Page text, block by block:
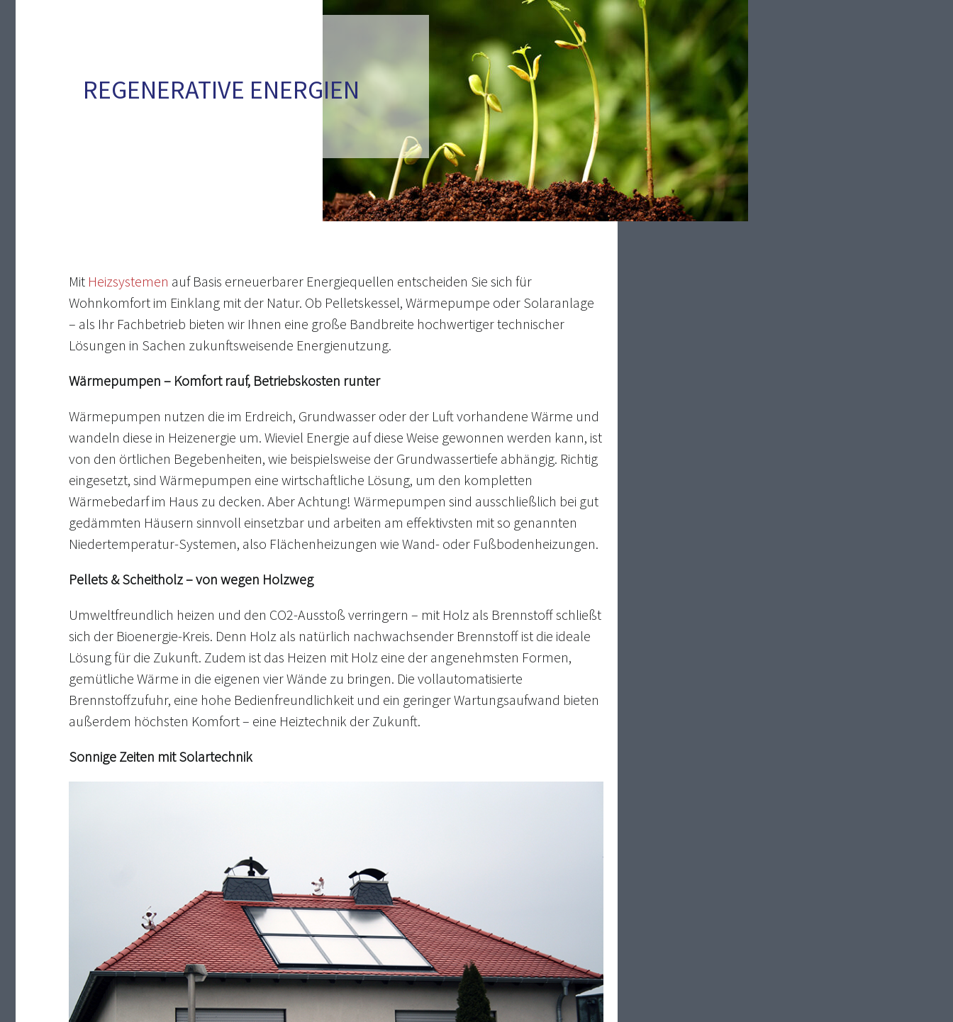
REGENERATIVE ENERGIEN
Mit Heizsystemen auf Basis erneuerbarer Energiequellen entscheiden Sie sich für
Wohnkomfort im Einklang mit der Natur. Ob Pelletskessel, Wärmepumpe oder Solaranlage
– als Ihr Fachbetrieb bieten wir Ihnen eine große Bandbreite hochwertiger technischer
Lösungen in Sachen zukunftsweisende Energienutzung.
Wärmepumpen – Komfort rauf, Betriebskosten runter
Wärmepumpen nutzen die im Erdreich, Grundwasser oder der Luft vorhandene Wärme und
wandeln diese in Heizenergie um. Wieviel Energie auf diese Weise gewonnen werden kann, ist
von den örtlichen Begebenheiten, wie beispielsweise der Grundwassertiefe abhängig. Richtig
eingesetzt, sind Wärmepumpen eine wirtschaftliche Lösung, um den kompletten
Wärmebedarf im Haus zu decken. Aber Achtung! Wärmepumpen sind ausschließlich bei gut
gedämmten Häusern sinnvoll einsetzbar und arbeiten am effektivsten mit so genannten
Niedertemperatur-Systemen, also Flächenheizungen wie Wand- oder Fußbodenheizungen.
Pellets & Scheitholz – von wegen Holzweg
Umweltfreundlich heizen und den CO2-Ausstoß verringern – mit Holz als Brennstoff schließt
sich der Bioenergie-Kreis. Denn Holz als natürlich nachwachsender Brennstoff ist die ideale
Lösung für die Zukunft. Zudem ist das Heizen mit Holz eine der angenehmsten Formen,
gemütliche Wärme in die eigenen vier Wände zu bringen. Die vollautomatisierte
Brennstoffzufuhr, eine hohe Bedienfreundlichkeit und ein geringer Wartungsaufwand bieten
außerdem höchsten Komfort – eine Heiztechnik der Zukunft.
Sonnige Zeiten mit Solartechnik